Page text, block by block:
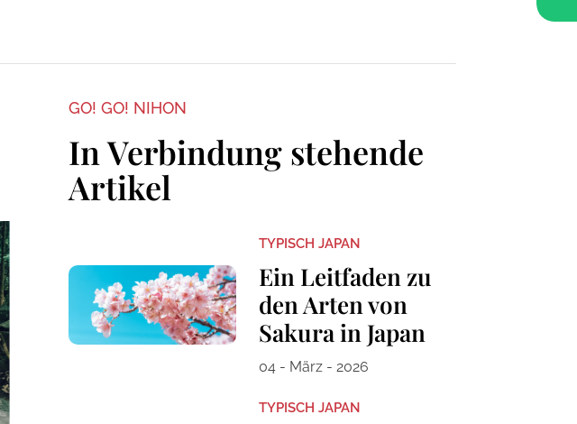
GO! GO! NIHON
In Verbindung stehende
Artikel
TYPISCH JAPAN
Ein Leitfaden zu
den Arten von
Sakura in Japan
04 - März - 2026
TYPISCH JAPAN